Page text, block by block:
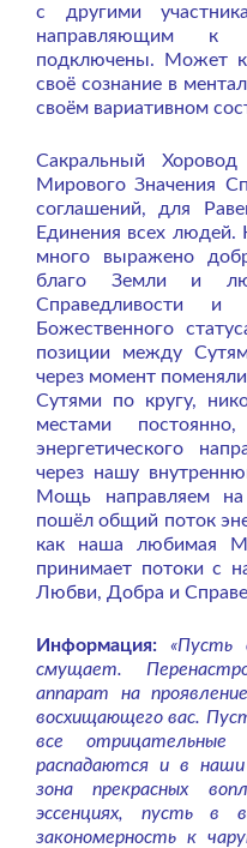
с другими
направляющим к
подключены. Может
своё сознание в
своём вариативном
Сакральный Хоровод
Мирового Значения
соглашений, для
Единения всех людей.
много выражено
благо Земли и
Справедливости
Божественного
позиции между
через момент
Сутями по кругу,
местами
энергетического
через нашу
Мощь направляем
пошёл общий поток
как наша любимая
принимает потоки с
Любви, Добра и
Информация:
«Пусть
смущает.
аппарат на
восхищающего вас.
все
распадаются и в
зона прекрасных
эссенциях, пусть в
закономерность к